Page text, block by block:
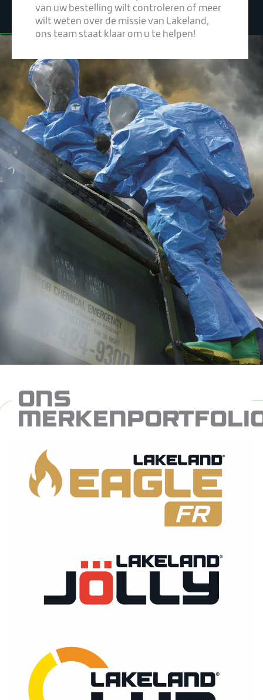
van uw bestelling wilt controleren of meer
wilt weten over de missie van Lakeland,
ons team staat klaar om u te helpen!
ONS